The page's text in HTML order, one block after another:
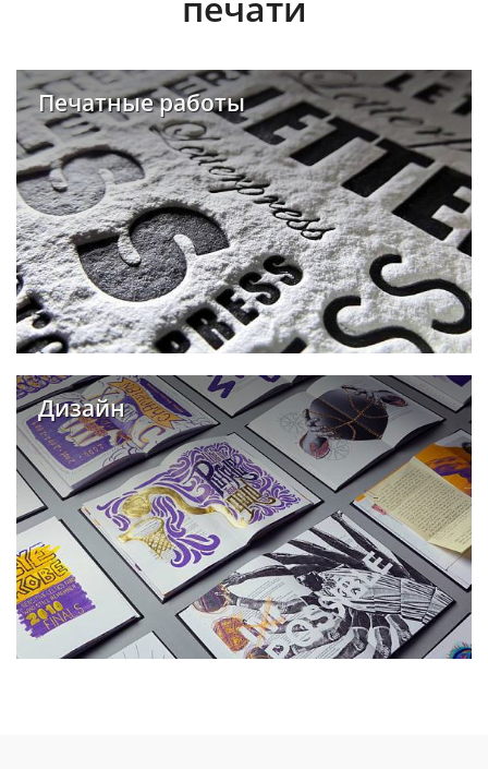
Печатные работы
Дизайн